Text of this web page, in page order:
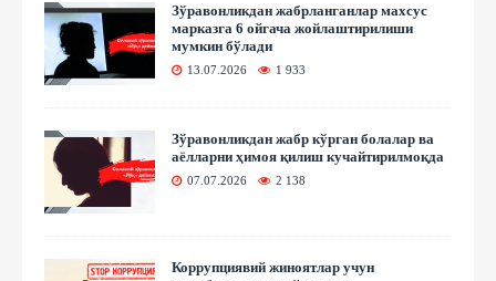
Зўравонликдан жабрланганлар махсус
марказга 6 ойгача жойлаштирилиши
мумкин бўлади
13.07.2026 1 933
Зўравонликдан жабр кўрган болалар ва
аёлларни ҳимоя қилиш кучайтирилмоқда
07.07.2026 2 138
Коррупциявий жиноятлар учун